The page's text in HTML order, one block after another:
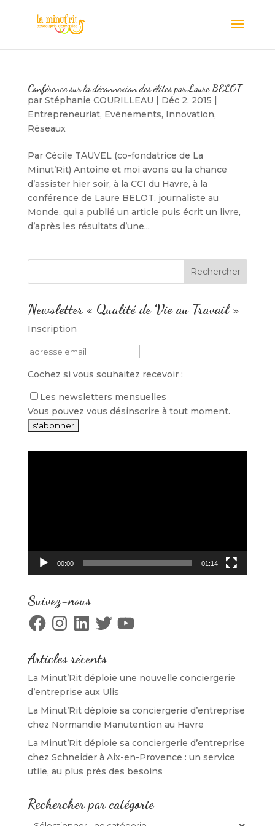
Conférence sur la déconnexion des élites par Laure BELOT
par Stéphanie COURILLEAU | Déc 2, 2015 |
Entrepreneuriat, Evénements, Innovation,
Réseaux
Par Cécile TAUVEL (co-fondatrice de La
Minut’Rit) Antoine et moi avons eu la chance
d’assister hier soir, à la CCI du Havre, à la
conférence de Laure BELOT, journaliste au
Monde, qui a publié un article puis écrit un livre,
d’après les résultats d’une...
Newsletter « Qualité de Vie au Travail »
Inscription
Cochez si vous souhaitez recevoir :
Les newsletters mensuelles
Vous pouvez vous désinscrire à tout moment.
00:00 01:14
Suivez-nous
FacebookInstagramLinkedInTwitterYouTube
Articles récents
La Minut’Rit déploie une nouvelle conciergerie
d’entreprise aux Ulis
La Minut’Rit déploie sa conciergerie d’entreprise
chez Normandie Manutention au Havre
La Minut’Rit déploie sa conciergerie d’entreprise
chez Schneider à Aix-en-Provence : un service
utile, au plus près des besoins
Rechercher par catégorie
Rechercher